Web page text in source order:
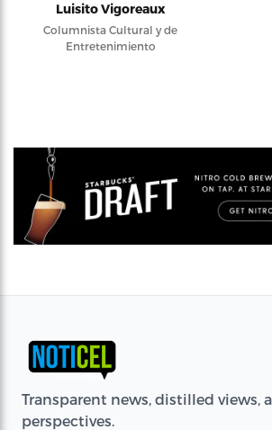
Luisito Vigoreaux
Columnista Cultural y de
Entretenimiento
Transparent news, distilled views,
perspectives.